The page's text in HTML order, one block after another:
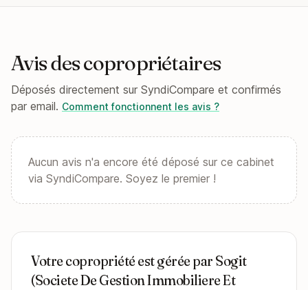
Avis des copropriétaires
Déposés directement sur SyndiCompare et confirmés
par email. Comment fonctionnent les avis ?
Aucun avis n'a encore été déposé sur ce cabinet
via SyndiCompare. Soyez le premier !
Votre copropriété est gérée par Sogit
(Societe De Gestion Immobiliere Et